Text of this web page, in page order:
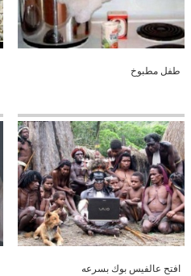
طفل مطبوخ
افتح عالفيس بوك بسرعه